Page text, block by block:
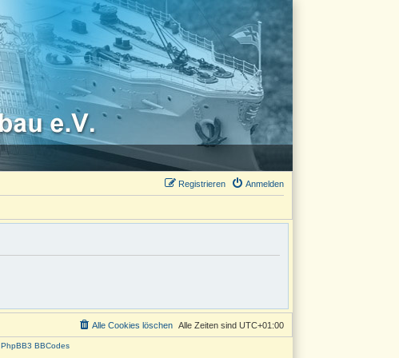
Anmelden
Registrieren
Alle Zeiten sind UTC+01:00
Alle Cookies löschen
PhpBB3 BBCodes